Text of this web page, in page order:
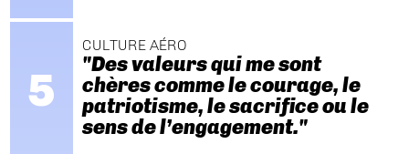
CULTURE AÉRO
"Des valeurs qui me sont
chères comme le courage, le
patriotisme, le sacrifice ou le
sens de l’engagement."